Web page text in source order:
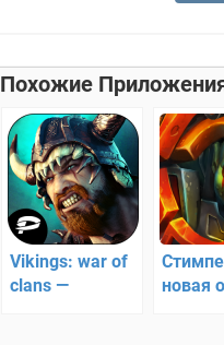
Похожие
Vikings: war of
clans —
новая